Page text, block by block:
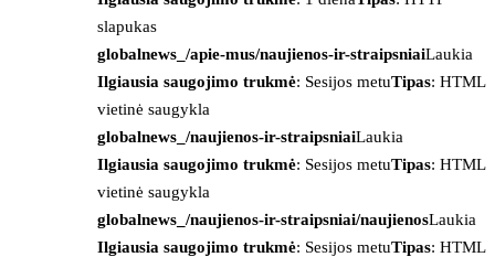
slapukas
globalnews_/apie-mus/naujienos-ir-straipsniaiLaukia
Ilgiausia saugojimo trukmė: Sesijos metuTipas: HTML
vietinė saugykla
globalnews_/naujienos-ir-straipsniaiLaukia
Ilgiausia saugojimo trukmė: Sesijos metuTipas: HTML
vietinė saugykla
globalnews_/naujienos-ir-straipsniai/naujienosLaukia
Ilgiausia saugojimo trukmė: Sesijos metuTipas: HTML